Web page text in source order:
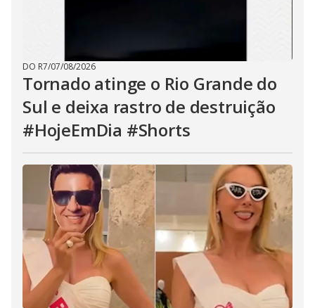
DO R7/07/08/2026
Tornado atinge o Rio Grande do
Sul e deixa rastro de destruição
#HojeEmDia #Shorts